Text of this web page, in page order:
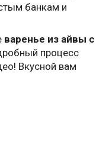
банкам и
варенье из айвы с
процесс
Вкусной вам